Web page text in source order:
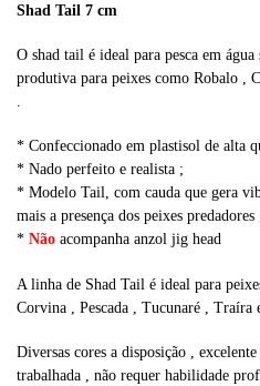
Shad Tail 7 cm
O shad tail é ideal para pesca em
produtiva para peixes como Robalo ,
.
* Confeccionado em plastisol de alta
* Nado perfeito e realista ;
* Modelo Tail, com cauda que gera
mais a presença dos peixes predadores
* Não acompanha anzol jig head
A linha de Shad Tail é ideal para
Corvina , Pescada , Tucunaré , Traíra
Diversas cores a disposição ,
trabalhada , não requer habilidade